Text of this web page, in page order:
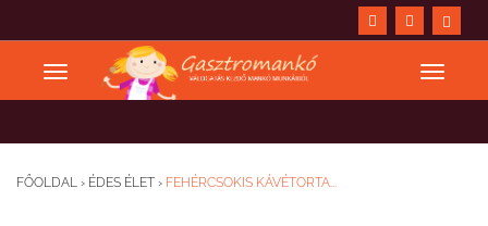
FŐOLDAL › ÉDES ÉLET › FEHÉRCSOKIS KÁVÉTORTA...